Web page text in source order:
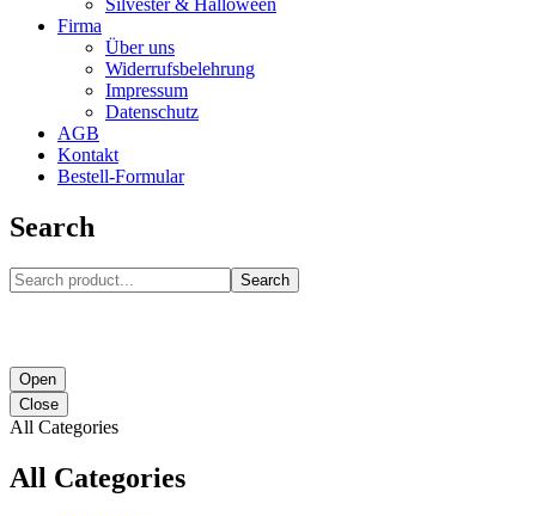
Silvester & Halloween
Firma
Über uns
Widerrufsbelehrung
Impressum
Datenschutz
AGB
Kontakt
Bestell-Formular
Search
Search
Open
Close
All Categories
All Categories